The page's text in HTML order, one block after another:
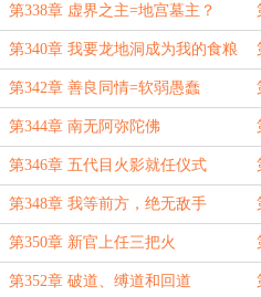
欲’
第338章 虚界之主=地宫墓主？
第340章 我要龙地洞成为我的食粮
第342章 善良同情=软弱愚蠢
第344章 南无阿弥陀佛
第346章 五代目火影就任仪式
第348章 我等前方，绝无敌手
第350章 新官上任三把火
第352章 破道、缚道和回道